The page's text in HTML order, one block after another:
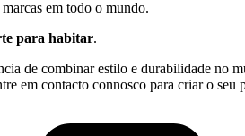
em todo o mundo.
para habitar.
de combinar estilo e durabilidade no
em contacto connosco para criar o